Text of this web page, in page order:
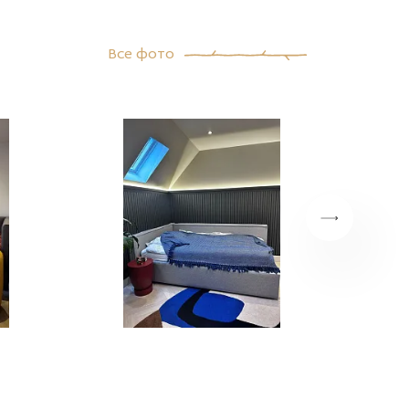
Все фото